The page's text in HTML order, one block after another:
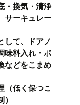
・換気・清浄
サーキュレー
して、ドアノ
味料入れ・ポ
などをこまめ
（低く保つこ